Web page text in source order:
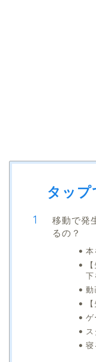
タップ
移動で発
るの？
本
下
動
ゲ
寝